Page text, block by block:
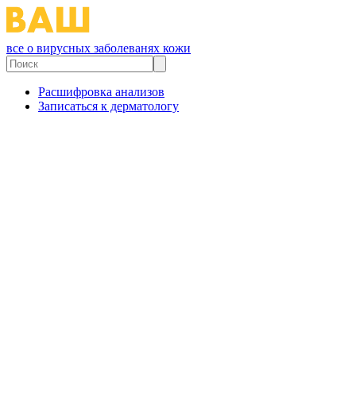
все о вирусных заболеванях кожи
Расшифровка анализов
Записаться к дерматологу